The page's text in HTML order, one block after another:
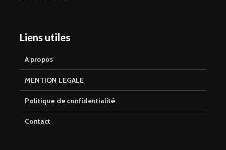
Liens utiles
A propos
MENTION LEGALE
Politique de confidentialité
Contact